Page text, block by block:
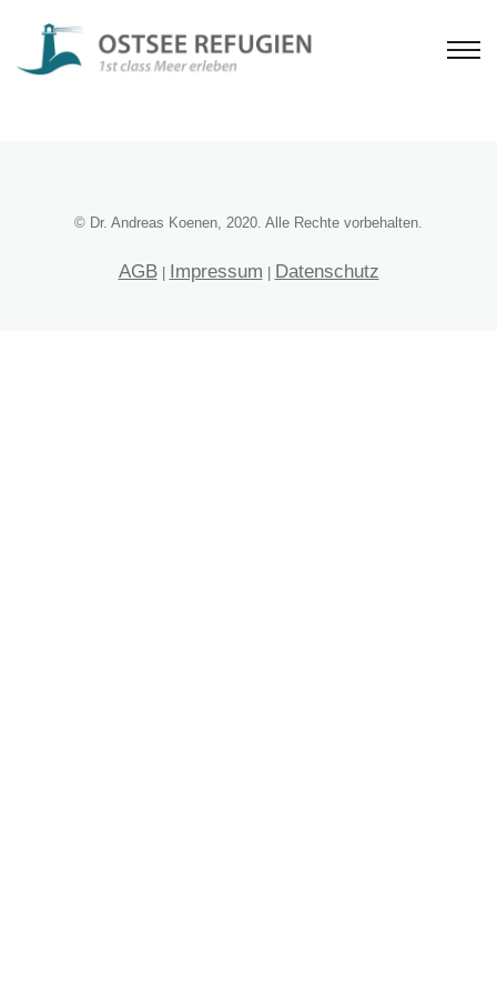
© Dr. Andreas Koenen, 2020. Alle Rechte vorbehalten.
AGB| Impressum Datenschutz